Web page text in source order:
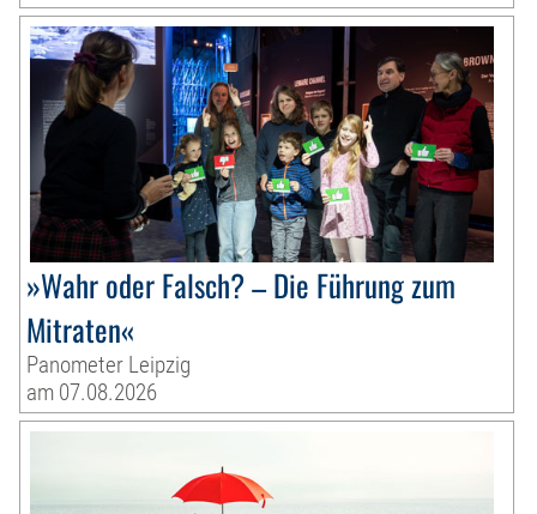
»Wahr oder Falsch? – Die Führung zum
Mitraten«
Panometer Leipzig
am 07.08.2026